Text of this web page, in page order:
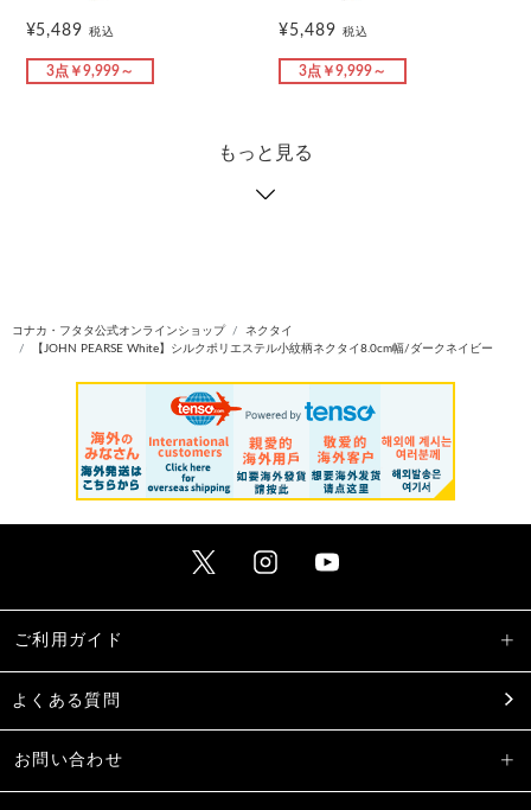
¥5,489税込
3点￥9,999～
¥5,489 税込
3点￥9,999～
もっと見る
コナカ・フタタ公式オンラインショップ
ネクタイ
【JOHN PEARSE White】シルクポリエステル小紋柄ネクタイ8.0cm幅/ダークネイビー
ご利用ガイド
よくある質問
お問い合わせ